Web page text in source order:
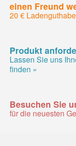
einen Freund
20 €
Produkt
Lassen Sie uns
finden »
Besuchen Sie
für die neuesten